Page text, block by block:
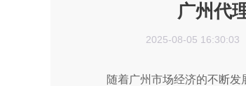
广州代
2025-08-05 16:30:03
随着广州市场经济的不断发